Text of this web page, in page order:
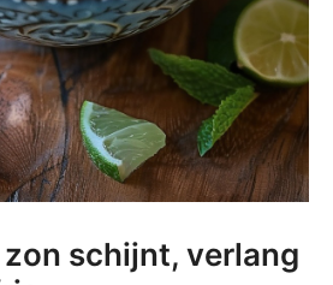
schijnt, verlang